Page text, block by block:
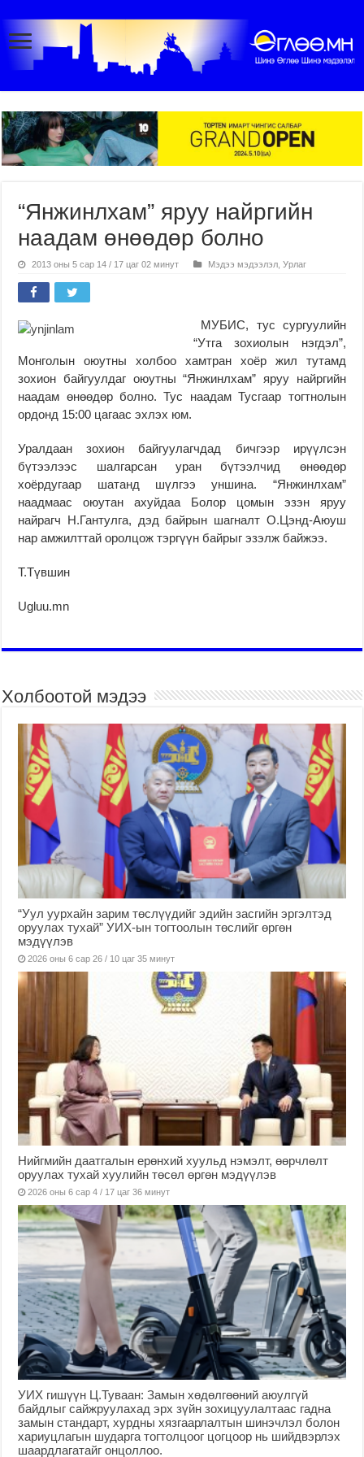
“Янжинлхам” яруу найргийн
наадам өнөөдөр болно
2013 оны 5 сар 14 / 17 цаг 02 минут Мэдээ мэдээлэл ,Урлаг
МУБИС, тус сургуулийн
“Утга зохиолын нэгдэл”,
Монголын оюутны холбоо хамтран хоёр жил тутамд
зохион байгуулдаг оюутны “Янжинлхам” яруу найргийн
наадам өнөөдөр болно. Тус наадам Тусгаар тогтнолын
ордонд 15:00 цагаас эхлэх юм.
Уралдаан зохион байгуулагчдад бичгээр ирүүлсэн
бүтээлээс шалгарсан уран бүтээлчид өнөөдөр
хоёрдугаар шатанд шүлгээ уншина. “Янжинлхам”
наадмаас оюутан ахуйдаа Болор цомын эзэн яруу
найрагч Н.Гантулга, дэд байрын шагналт О.Цэнд-Аюуш
нар амжилттай оролцож тэргүүн байрыг эзэлж байжээ.
Т.Түвшин
Ugluu.mn
Холбоотой мэдээ
“Уул уурхайн зарим төслүүдийг эдийн засгийн эргэлтэд
оруулах тухай” УИХ-ын тогтоолын төслийг өргөн
мэдүүлэв
2026 оны 6 сар 26 / 10 цаг 35 минут
Нийгмийн даатгалын ерөнхий хуульд нэмэлт, өөрчлөлт
оруулах тухай хуулийн төсөл өргөн мэдүүлэв
2026 оны 6 сар 4 / 17 цаг 36 минут
УИХ гишүүн Ц.Туваан: Замын хөдөлгөөний аюулгүй
байдлыг сайжруулахад эрх зүйн зохицуулалтаас гадна
замын стандарт, хурдны хязгаарлалтын шинэчлэл болон
хариуцлагын шударга тогтолцоог цогцоор нь шийдвэрлэх
шаардлагатайг онцоллоо.